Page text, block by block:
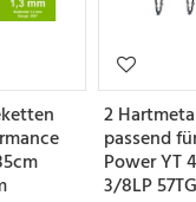
2
passend
Power YT
3/8LP